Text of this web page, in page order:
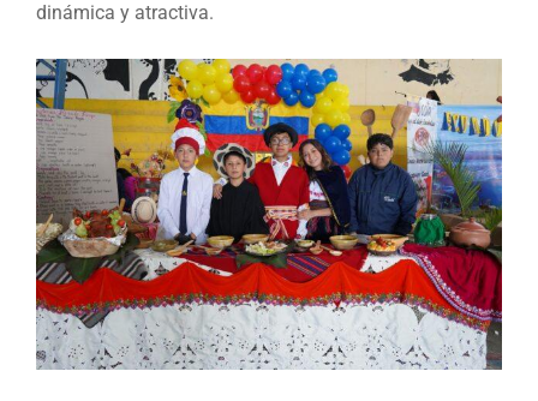
dinámica y atractiva.